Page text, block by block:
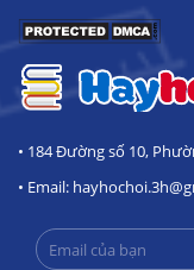
• 184 Đường số 10,
• Email: